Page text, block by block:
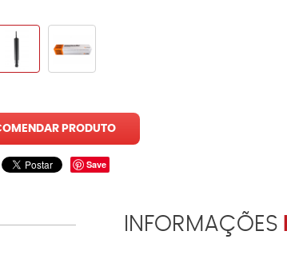
PRODUTO
Save
INFORMAÇÕES